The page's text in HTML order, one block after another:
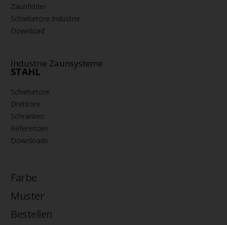
Zaunfelder
Schiebetore Industrie
Download
Industrie Zaunsysteme
STAHL
Schiebetore
Drehtore
Schranken
Referenzen
Downloads
Farbe
Muster
Bestellen